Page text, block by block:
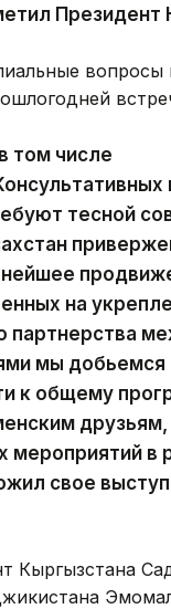
Президент
вопросы
том числе
тесной
на
партнерства
мы
к общему
мероприятий в
свое
Кыргызстана